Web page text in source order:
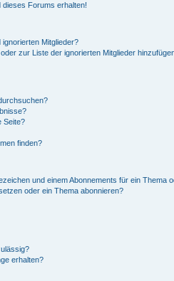
dieses Forums erhalten!
Mitglieder?
zur Liste der ignorierten Mitglieder
Seite?
finden?
und einem Abonnements für ein Thema
oder ein Thema abonnieren?
erhalten?